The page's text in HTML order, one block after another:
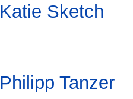
Katie Sketch
Philipp Tanzer